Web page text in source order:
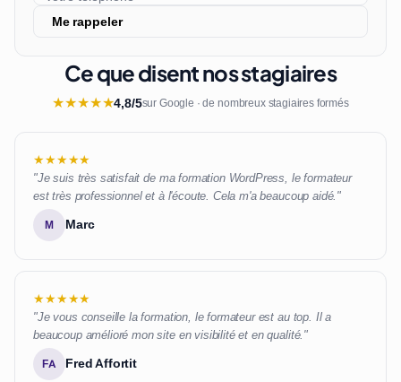
Me rappeler
Ce que disent nos stagiaires
★★★★★4,8/5sur Google · de nombreux stagiaires formés
★★★★★
"Je suis très satisfait de ma formation WordPress, le formateur
est très professionnel et à l'écoute. Cela m'a beaucoup aidé."
M Marc
★★★★★
"Je vous conseille la formation, le formateur est au top. Il a
beaucoup amélioré mon site en visibilité et en qualité."
FA Fred Affortit